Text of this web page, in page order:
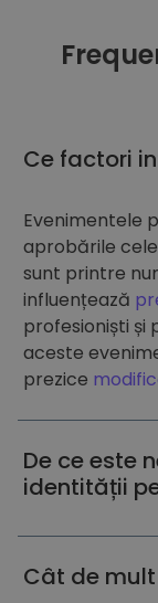
Ce factori
Evenimentele
aprobările
sunt printre
influențează
profesioniști și
aceste
prezice
De ce este
identității
Cât de